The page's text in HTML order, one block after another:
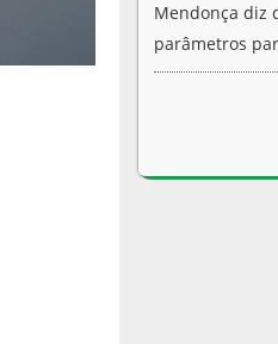
Mendonça diz
parâmetros